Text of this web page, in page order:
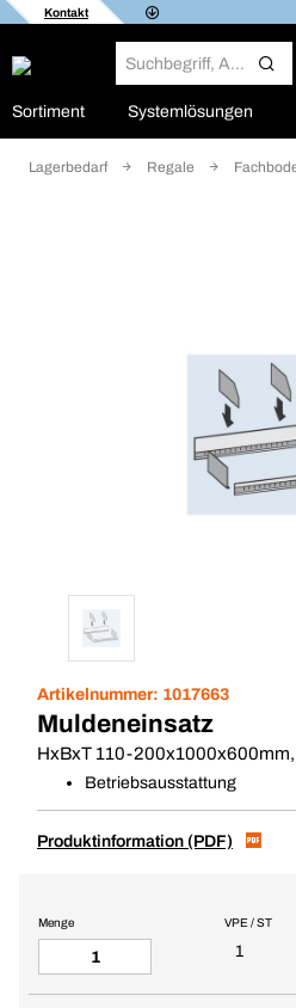
Kontakt
Sortiment Systemlösungen
Lagerbedarf Regale
Artikelnummer: 1017663
Muldeneinsatz
HxBxT 110-200x1000x600mm,
Betriebsausstattung
Produktinformation (PDF)
VPE / ST
1
Menge